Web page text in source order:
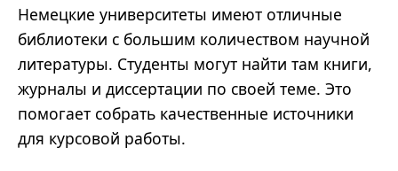
Немецкие университеты имеют отличные
библиотеки с большим количеством научной
литературы. Студенты могут найти там книги,
журналы и диссертации по своей теме. Это
помогает собрать качественные источники
для курсовой работы.